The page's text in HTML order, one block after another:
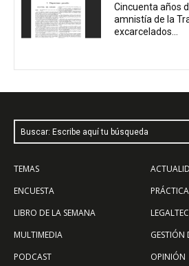
Cincuenta años
amnistía de la
excarcelados...
Buscar: Escribe aquí tu búsqueda
TEMAS
ENCUESTA
LIBRO DE LA SEMANA
MULTIMEDIA
PODCAST
GESTIÓN
OPINIÓN